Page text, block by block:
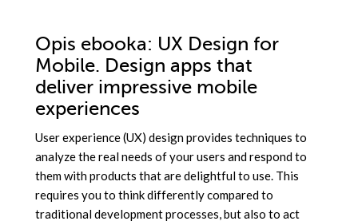
Opis ebooka: UX Design for
Mobile. Design apps that
deliver impressive mobile
experiences
User experience (UX) design provides techniques to
analyze the real needs of your users and respond to
them with products that are delightful to use. This
requires you to think differently compared to
traditional development processes, but also to act